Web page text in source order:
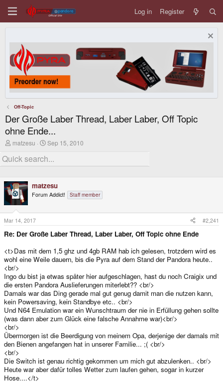
Log in Register
Off-Topic
Der Große Laber Thread, Laber Laber, Off Topic
ohne Ende...
T
r
e
d
s
t
e
r
matzesu
S
a
r
a
t
Sep 15, 2010
matzesu
Forum Addict! Staff member
Mar 14, 2017 #2,241
Re: Der Große Laber Thread, Laber Laber, Off Topic ohne Ende
<t>Das mit dem 1,5 ghz und 4gb RAM hab ich gelesen, trotzdem wird es
wohl eine Weile dauern, bis die Pyra auf dem Stand der Pandora heute..
<br/>
Ingo du bist ja etwas später hier aufgeschlagen, hast du noch Craigix und
die ersten Pandora Auslieferungen miterlebt?? <br/>
Damals war das Ding gerade mal gut genug damit man die nutzen kann,
kein Powersaving, kein Standbye etc.. <br/>
Und N64 Emulation war ein Wunschtraum der nie in Erfüllung gehen sollte
(was dann aber zum Glück eine falsche Annahme war)<br/>
<br/>
Übermorgen ist die Beerdigung von meinem Opa, derjenige der damals mit
den Bienen angefangen hat in unserer Familie... ;( <br/>
<br/>
Die Switch ist genau richtig gekommen um mich gut abzulenken.. <br/>
Heute war aber dafür tolles Wetter zum laufen gehen, sogar in kurzer
Hose....</t>